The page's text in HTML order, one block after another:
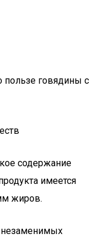
говядины с
содержание
имеется
жиров.
незаменимых